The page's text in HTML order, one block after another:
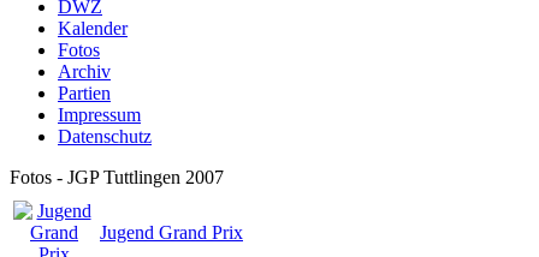
DWZ
Kalender
Fotos
Archiv
Partien
Impressum
Datenschutz
Fotos - JGP Tuttlingen 2007
Jugend Grand Prix